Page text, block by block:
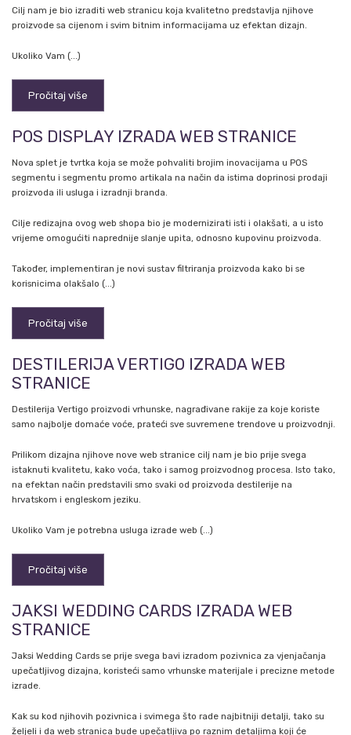
Cilj nam je bio izraditi web stranicu koja kvalitetno predstavlja njihove
proizvode sa cijenom i svim bitnim informacijama uz efektan dizajn.
Ukoliko Vam (...)
Pročitaj više
POS DISPLAY IZRADA WEB STRANICE
Nova splet je tvrtka koja se može pohvaliti brojim inovacijama u POS
segmentu i segmentu promo artikala na način da istima doprinosi prodaji
proizvoda ili usluga i izradnji branda.
Cilje redizajna ovog web shopa bio je modernizirati isti i olakšati, a u isto
vrijeme omogućiti naprednije slanje upita, odnosno kupovinu proizvoda.
Također, implementiran je novi sustav filtriranja proizvoda kako bi se
korisnicima olakšalo (...)
Pročitaj više
DESTILERIJA VERTIGO IZRADA WEB
STRANICE
Destilerija Vertigo proizvodi vrhunske, nagrađivane rakije za koje koriste
samo najbolje domaće voće, prateći sve suvremene trendove u proizvodnji.
Prilikom dizajna njihove nove web stranice cilj nam je bio prije svega
istaknuti kvalitetu, kako voća, tako i samog proizvodnog procesa. Isto tako,
na efektan način predstavili smo svaki od proizvoda destilerije na
hrvatskom i engleskom jeziku.
Ukoliko Vam je potrebna usluga izrade web (...)
Pročitaj više
JAKSI WEDDING CARDS IZRADA WEB
STRANICE
Jaksi Wedding Cards se prije svega bavi izradom pozivnica za vjenjačanja
upečatljivog dizajna, koristeći samo vrhunske materijale i precizne metode
izrade.
Kak su kod njihovih pozivnica i svimega što rade najbitniji detalji, tako su
željeli i da web stranica bude upečatljiva po raznim detaljima koji će